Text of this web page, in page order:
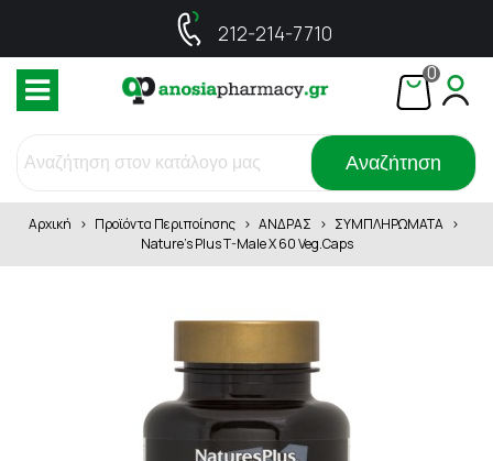
212-214-7710
0
Αναζήτηση
Αρχική > Προϊόντα Περιποίησης > ΑΝΔΡΑΣ > ΣΥΜΠΛΗΡΩΜΑΤΑ >
Nature's Plus T-Male X 60 Veg.Caps